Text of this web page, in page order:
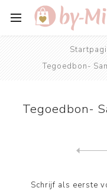
Tegoedbon-
Tegoedbon-
Schrijf als eerste